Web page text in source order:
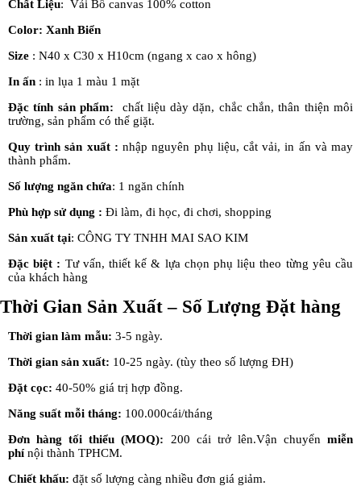
Chất Liệu: Vải Bố canvas 100% cotton
Color: Xanh Biển
Size : N40 x C30 x H10cm (ngang x cao x hông)
In ấn : in lụa 1 màu 1 mặt
Đặc tính sản phẩm: chất liệu dày dặn, chắc chắn, thân thiện môi
trường, sản phẩm có thể giặt.
Quy trình sản xuất:nhập nguyên phụ liệu, cắt vải, in ấn và may
thành phẩm.
Số lượng ngăn chứa: 1 ngăn chính
Phù hợp sử dụng : Đi làm, đi học, đi chơi, shopping
Sản xuất tại: CÔNG TY TNHH MAI SAO KIM
Đặc biệt : Tư vấn, thiết kế & lựa chọn phụ liệu theo từng yêu cầu
của khách hàng
Thời Gian Sản Xuất – Số Lượng Đặt hàng
Thời gian làm mẫu: 3-5 ngày.
Thời gian sản xuất: 10-25 ngày. (tùy theo số lượng ĐH)
Đặt cọc: 40-50% giá trị hợp đồng.
Năng suất mỗi tháng: 100.000cái/tháng
Đơn hàng tối thiểu (MOQ): 200 cái trở lên.Vận chuyểnmiễn
phínội thành TPHCM.
Chiết khấu: đặt số lượng càng nhiều đơn giá giảm.